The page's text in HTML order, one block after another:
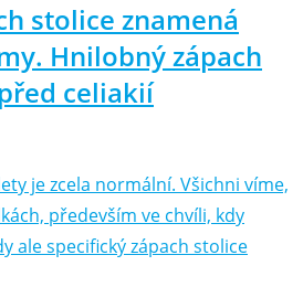
stolice znamená
Hnilobný zápach
celiakií
je zcela normální. Všichni víme,
především ve chvíli, kdy
ale specifický zápach stolice